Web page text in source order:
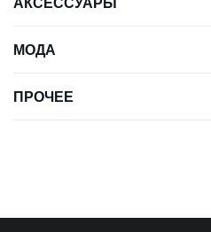
МОДА
ПРОЧЕЕ